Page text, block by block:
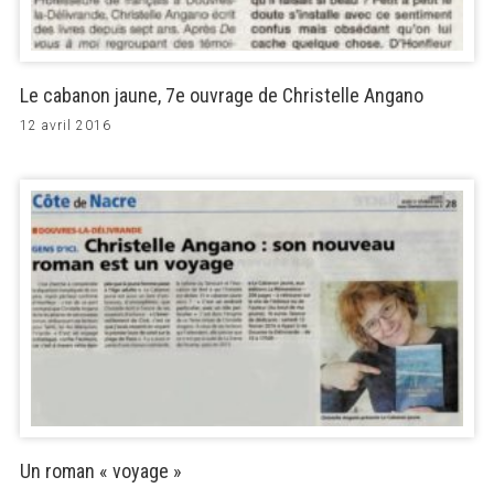
Le cabanon jaune, 7e ouvrage de Christelle Angano
12 avril 2016
Un roman « voyage »